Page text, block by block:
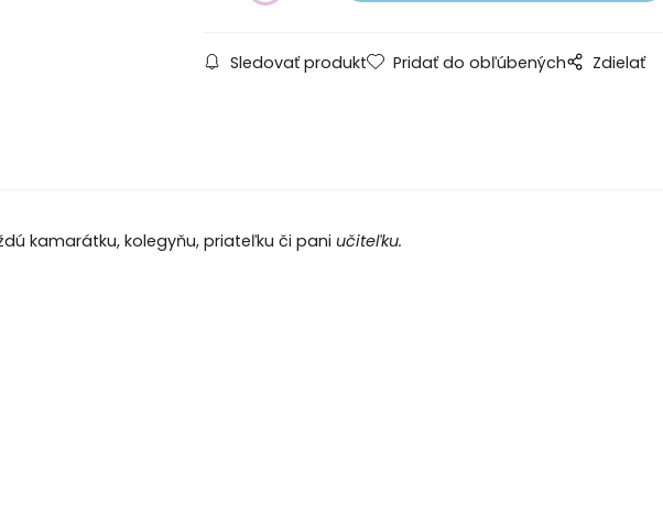
Sledovať produkt Pridať do obľúbených Zdielať
kamarátku, kolegyňu, priateľku či pani učiteľku.